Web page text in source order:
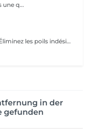
pas une q...
1. Épilation au Laser Visage Complet Éliminez les poils indésirables du visage grâce à notre épilation au laser sûre et efficace. Nous traitons des zones telles que la lèvre supérieure, le menton, le front et les favoris, pour une peau plus lisse et uniforme. Idéal pour des résultats durables sans irritation. 2. Épilation au Laser Lèvre Supérieure Dites adieu au duvet avec notre épilation au laser ! Un traitement rapide, indolore et efficace pour éliminer les poils indésirables et réduire leur repousse, laissant votre peau douce et sans taches causées par d'autres méthodes d'épilation. 3. Épilation au Laser Aisselles Obtenez des aisselles douces et sans taches grâce à l'épilation au laser ! Ce traitement élimine progressivement les poils indésirables et réduit la nécessité d'une épilation fréquente, offrant confort et praticité au quotidien. 4. Épilation au Laser Bras Complets Dites adieu aux poils sur les bras avec notre technologie d'épilation au laser. Le traitement est sûr et efficace, garantissant une peau lisse et sans irritation causée par les rasoirs ou la cire. 5. Épilation au Laser Demi-Jambes Éliminez les poils de la partie inférieure des jambes avec l'épilation au laser et obtenez une peau lisse plus longtemps. Ce traitement réduit progressivement la repousse des poils, garantissant confort et praticité. 6. Épilation au Laser Jambes Complètes La solution idéale pour des jambes parfaitement lisses ! Notre épilation au laser élimine les poils des cuisses jusqu'aux pieds, garantissant une peau douce et sans irritation. Dites adieu à la cire et aux rasoirs ! 7. Épilation au Laser Maillot Complet Obtenez une peau douce et sans irritation avec l'épilation au laser du maillot complet. Cette méthode moderne élimine les poils de manière progressive, offrant confort et praticité au quotidien. 8. Épilation au Laser Ligne du Maillot Idéal pour celles qui souhaitent garder cette zone soignée sans douleur. L'épilation au laser de la ligne du maillot réduit la repousse des poils et prévient les irritations causées par les méthodes traditionnelles. 9. Épilation au Laser Fesses Éliminez les poils indésirables de la zone des fesses en toute sécurité et efficacité. L'épilation au laser garantit une peau lisse et douce, sans les désagréments des autres méthodes
in der
gefunden